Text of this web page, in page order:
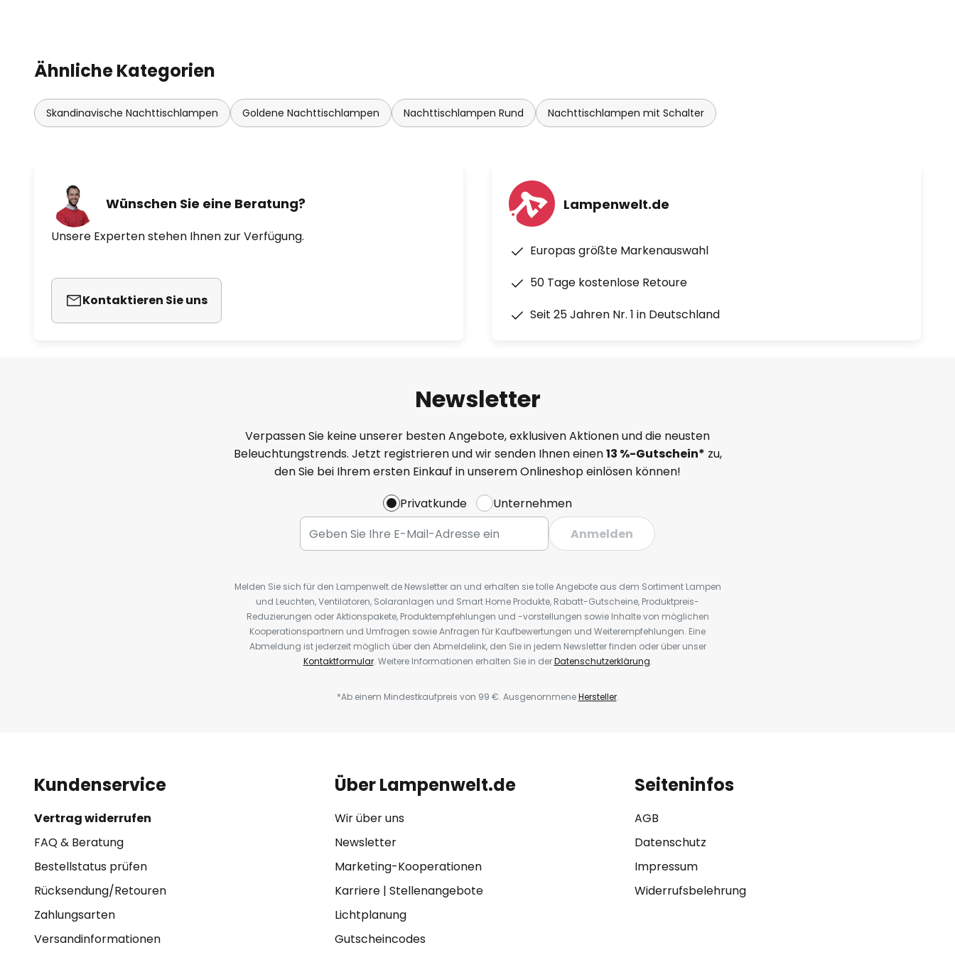
Ähnliche Kategorien
Skandinavische Nachttischlampen Goldene Nachttischlampen Nachttischlampen Rund Nachttischlampen mit Schalter
Wünschen Sie eine Beratung?
Unsere Experten stehen Ihnen zur Verfügung.
Kontaktieren Sie uns
Lampenwelt.de
Europas größte Markenauswahl
50 Tage kostenlose Retoure
Seit 25 Jahren Nr. 1 in Deutschland
Newsletter
Verpassen Sie keine unserer besten Angebote, exklusiven Aktionen und die neusten
Beleuchtungstrends. Jetzt registrieren und wir senden Ihnen einen13 %-Gutschein* zu,
den Sie bei Ihrem ersten Einkauf in unserem Onlineshop einlösen können!
Privatkunde
Unternehmen
Anmelden
Melden Sie sich für den Lampenwelt.de Newsletter an und erhalten sie tolle Angebote aus dem Sortiment Lampen
und Leuchten, Ventilatoren, Solaranlagen und Smart Home Produkte, Rabatt-Gutscheine, Produktpreis-
Reduzierungen oder Aktionspakete, Produktempfehlungen und -vorstellungen sowie Inhalte von möglichen
Kooperationspartnern und Umfragen sowie Anfragen für Kaufbewertungen und Weiterempfehlungen. Eine
Abmeldung ist jederzeit möglich über den Abmeldelink, den Sie in jedem Newsletter finden oder über unser
Kontaktformular. Weitere Informationen erhalten Sie in derDatenschutzerklärung.
*Ab einem Mindestkaufpreis von 99 €. AusgenommeneHersteller.
Kundenservice
Vertrag widerrufen
FAQ & Beratung
Bestellstatus prüfen
Rücksendung/Retouren
Zahlungsarten
Versandinformationen
Über Lampenwelt.de
Wir über uns
Newsletter
Marketing-Kooperationen
Karriere| Stellenangebote
Lichtplanung
Gutscheincodes
Seiteninfos
AGB
Datenschutz
Impressum
Widerrufsbelehrung